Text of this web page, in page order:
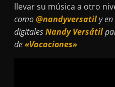
llevar su música a otro
como@nandyversatily en
digitalesNandy Versátil
de«Vacaciones»